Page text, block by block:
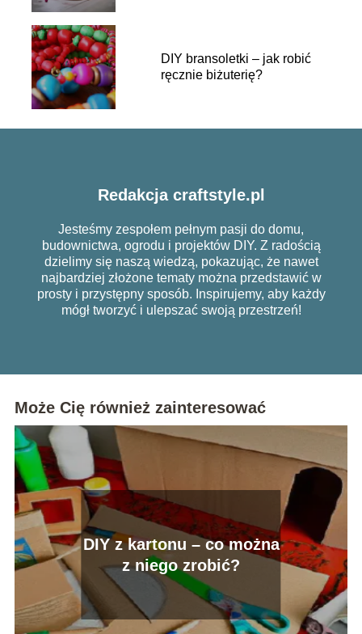
DIY bransoletki – jak robić
ręcznie biżuterię?
Redakcja craftstyle.pl
Jesteśmy zespołem pełnym pasji do domu,
budownictwa, ogrodu i projektów DIY. Z radością
dzielimy się naszą wiedzą, pokazując, że nawet
najbardziej złożone tematy można przedstawić w
prosty i przystępny sposób. Inspirujemy, aby każdy
mógł tworzyć i ulepszać swoją przestrzeń!
Może Cię również zainteresować
DIY z kartonu – co można
z niego zrobić?